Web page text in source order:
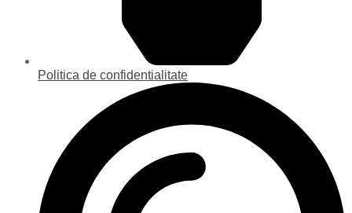
Politica de confidentialitate